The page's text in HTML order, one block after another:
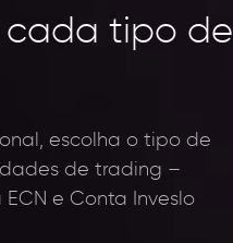
tipo de
escolha o tipo de
de trading –
e Conta Inveslo